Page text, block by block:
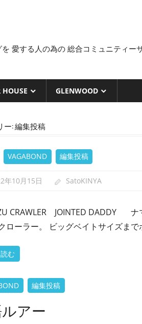
愛する人の為の 総合コミュニティー
HOUSE GLENWOOD
ー:編集投稿
VAGABOND 編集投稿
年10月15日 SatoKINYA
CRAWLER JOINTED DADDY ナ
ローラー。 ビッグベイトサイズまで
む
編集投稿
アー